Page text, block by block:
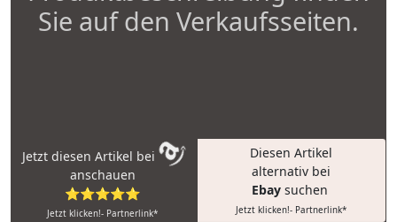
Sie auf den Verkaufsseiten.
Jetzt diesen Artikel bei
anschauen
⭐⭐⭐⭐⭐
Jetzt klicken!- Partnerlink*
Diesen Artikel
alternativ bei
Ebay suchen
Jetzt klicken!- Partnerlink*